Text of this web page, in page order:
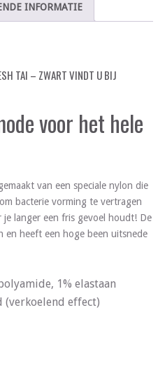
INFORMATIE
TAI – ZWART VINDT U BIJ
voor het hele
van een speciale nylon die
bacterie vorming te vertragen
langer een fris gevoel houdt! De
en heeft een hoge been uitsnede
1% elastaan
effect)